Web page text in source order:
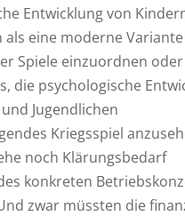
Entwicklung von
als eine moderne Variante
Spiele einzuordnen oder
die psychologische
Jugendlichen
Kriegsspiel
noch Klärungsbedarf
konkreten
zwar müssten die